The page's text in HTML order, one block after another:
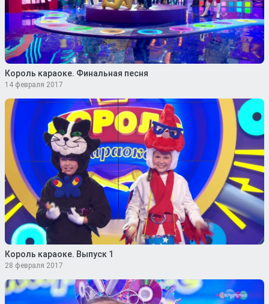
Король караоке. Финальная песня
14 февраля 2017
Король караоке. Выпуск 1
28 февраля 2017